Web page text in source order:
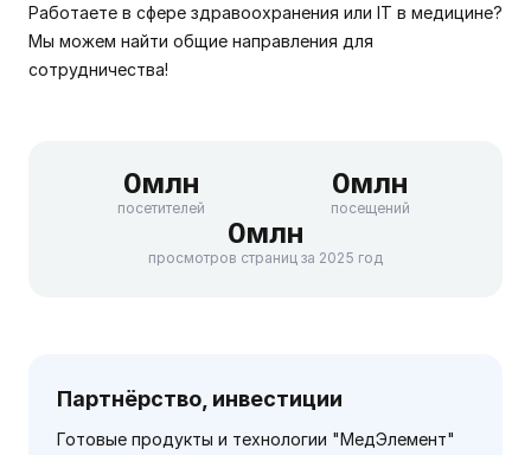
Работаете в сфере здравоохранения или IT в медицине?
Мы можем найти общие направления для
сотрудничества!
0млн
посетителей
0млн
посещений
0млн
просмотров страниц за 2025 год
Партнёрство, инвестиции
Готовые продукты и технологии "МедЭлемент"